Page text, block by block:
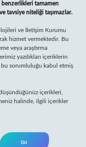
benzerlikleri tamamen
tavsiye niteliği taşımazlar.
ve İletişim Kurumu
hizmet vermektedir. Bu
veya araştırma
yazdıkları içeriklerin
sorumluluğu kabul etmiş
içerikleri,
halinde, ilgili içerikler